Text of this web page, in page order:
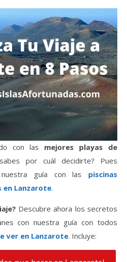
con las mejores playas de
por cuál decidirte? Pues
guía con las piscinas
en Lanzarote.
Descubre ahora los secretos
con nuestra guía con todos
ver en Lanzarote. Incluye: